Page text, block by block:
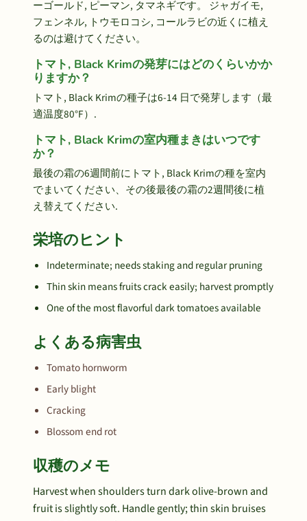
ーゴールド, ピーマン, タマネギです。 ジャガイモ,
フェンネル, トウモロコシ, コールラビの近くに植え
るのは避けてください。
トマト, Black Krimの発芽にはどのくらいかか
りますか？
トマト, Black Krimの種子は6-14 日で発芽します（最
適温度80°F）.
トマト, Black Krimの室内種まきはいつです
か？
最後の霜の6週間前にトマト, Black Krimの種を室内
でまいてください、その後最後の霜の2週間後に植
え替えてください.
栄培のヒント
Indeterminate; needs staking and regular pruning
Thin skin means fruits crack easily; harvest promptly
One of the most flavorful dark tomatoes available
よくある病害虫
Tomato hornworm
Early blight
Cracking
Blossom end rot
収穫のメモ
Harvest when shoulders turn dark olive-brown and
fruit is slightly soft. Handle gently; thin skin bruises